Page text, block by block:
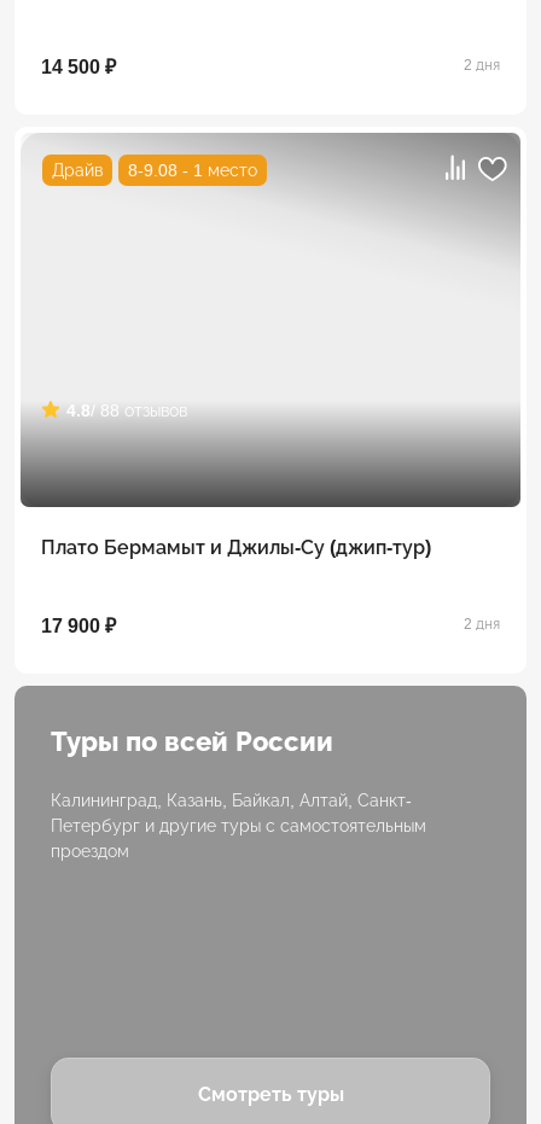
14 500 ₽ 2 дня
Драйв 8-9.08 - 1 место
4.8/ 88 отзывов
Плато Бермамыт и Джилы-Су (джип-тур)
17 900 ₽ 2 дня
Туры по всей России
Калининград, Казань, Байкал, Алтай, Санкт-
Петербург и другие туры с самостоятельным
проездом
Смотреть туры